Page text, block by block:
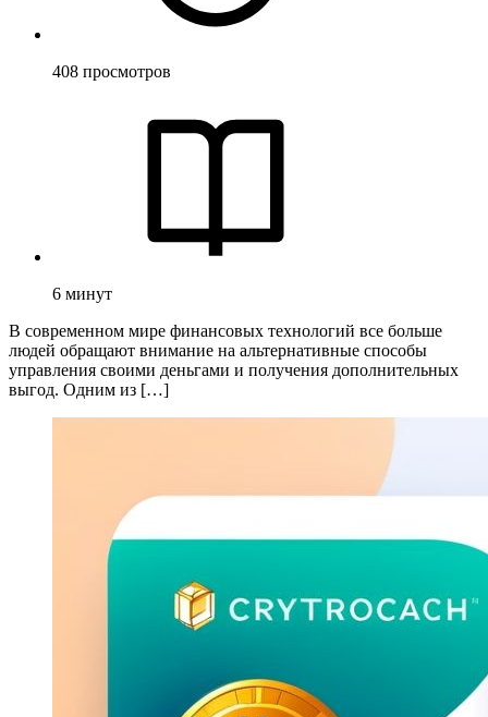
408 просмотров
6 минут
В современном мире финансовых технологий все больше
людей обращают внимание на альтернативные способы
управления своими деньгами и получения дополнительных
выгод. Одним из […]